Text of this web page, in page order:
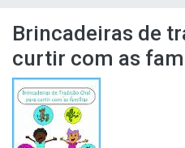
Brincadeiras de
curtir com as